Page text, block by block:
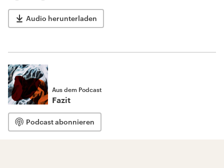
Audio herunterladen
Aus dem Podcast
Fazit
Podcast abonnieren